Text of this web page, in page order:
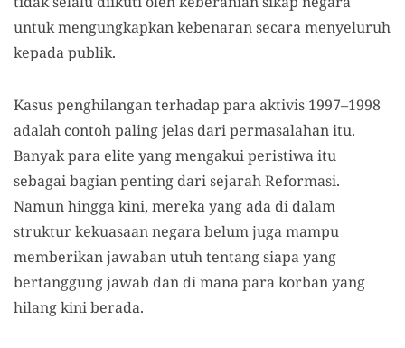
untuk mengungkapkan kebenaran secara menyeluruh
kepada publik.
Kasus penghilangan terhadap para aktivis 1997–1998
adalah contoh paling jelas dari permasalahan itu.
Banyak para elite yang mengakui peristiwa itu
sebagai bagian penting dari sejarah Reformasi.
Namun hingga kini, mereka yang ada di dalam
struktur kekuasaan negara belum juga mampu
memberikan jawaban utuh tentang siapa yang
bertanggung jawab dan di mana para korban yang
hilang kini berada.